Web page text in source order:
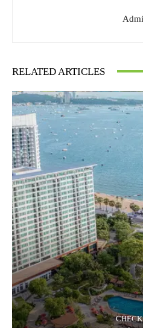
RELATED ARTICLES